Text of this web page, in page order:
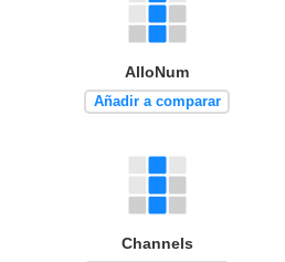
AlloNum
Añadir a comparar
Channels